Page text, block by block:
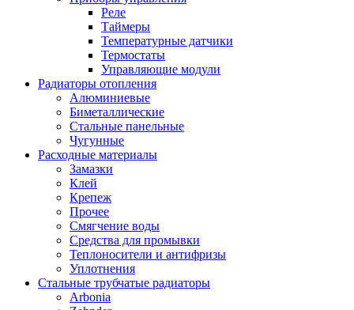
Реле
Таймеры
Температурные датчики
Термостаты
Управляющие модули
Радиаторы отопления
Алюминиевые
Биметаллические
Стальные панельные
Чугунные
Расходные материалы
Замазки
Клей
Крепеж
Прочее
Смягчение воды
Средства для промывки
Теплоносители и антифризы
Уплотнения
Стальные трубчатые радиаторы
Arbonia